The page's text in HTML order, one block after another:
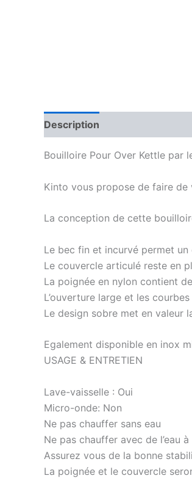
Description
Bouilloire Pour Over Kettle par
Kinto vous propose de faire
La conception de cette
Le bec fin et incurvé permet
Le couvercle articulé reste en
La poignée en nylon contient
L’ouverture large et les
Le design sobre met en valeur
Egalement disponible en inox
USAGE & ENTRETIEN
Lave-vaisselle : Oui
Micro-onde: Non
Ne pas chauffer sans eau
Ne pas chauffer avec de l’eau
Assurez vous de la bonne
La poignée et le couvercle